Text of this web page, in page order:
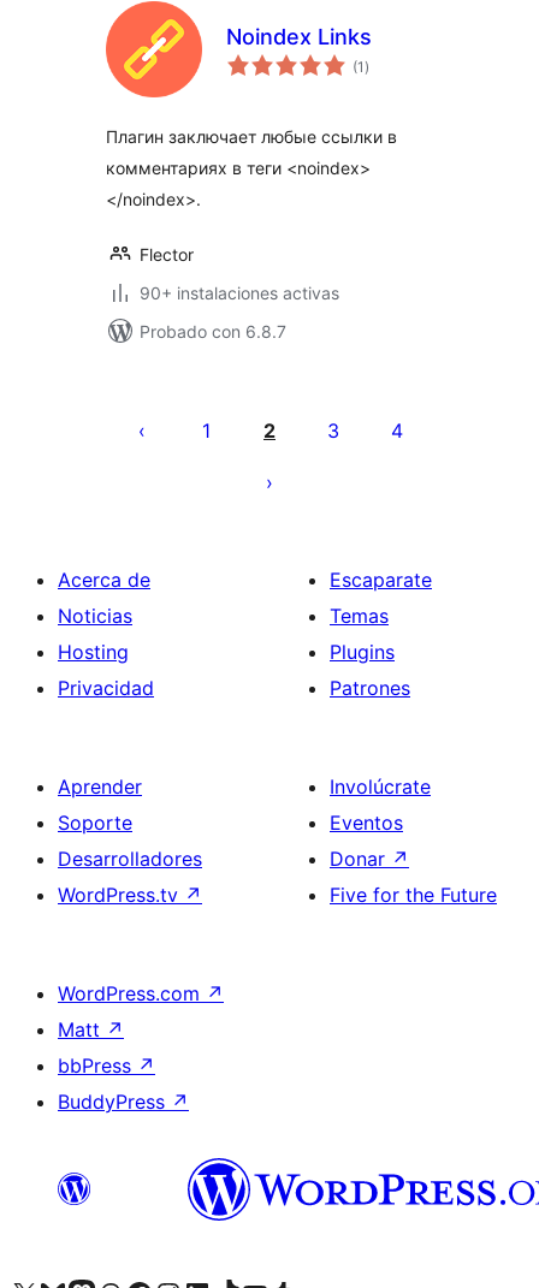
Noindex Links
(1 total
de
)
Плагин заключает любые ссылки в
комментариях в теги <noindex>
</noindex>.
Flector
90+ instalaciones activas
Probado con 6.8.7
1 2 3 4
Acerca de
Noticias
Hosting
Privacidad
Escaparate
Temas
Plugins
Patrones
Aprender
Soporte
Desarrolladores
WordPress.tv ↗
Involúcrate
Eventos
Donar ↗
Five for the Future
WordPress.com ↗
Matt ↗
bbPress ↗
BuddyPress ↗